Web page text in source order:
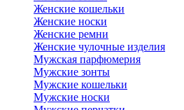
Женские кошельки
Женские носки
Женские ремни
Женские чулочные изделия
Мужская парфюмерия
Мужские зонты
Мужские кошельки
Мужские носки